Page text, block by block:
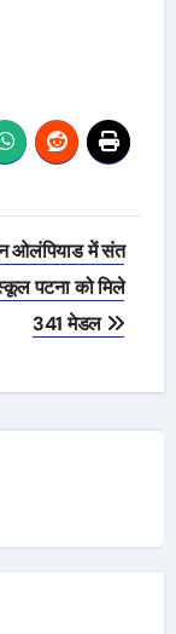
ओलंपियाड में संत
पटना को मिले
341 मेडल